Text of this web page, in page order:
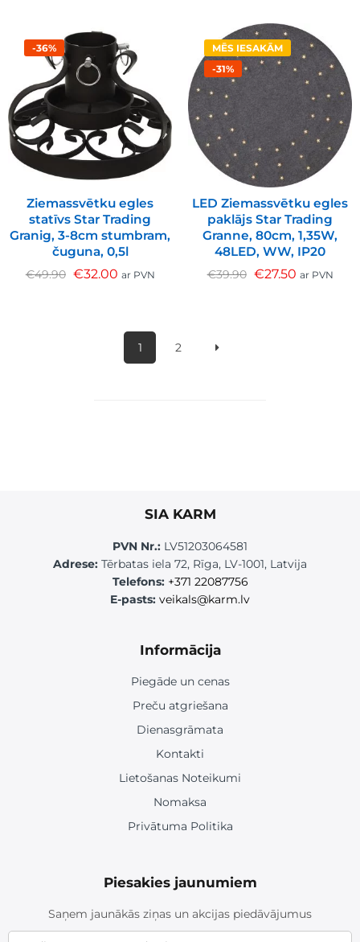
-36%
Ziemassvētku egles
statīvs Star Trading
Granig, 3-8cm stumbram,
čuguna, 0,5l
€49.90 €32.00 ar PVN
MĒS IESAKĀM
-31%
LED Ziemassvētku egles
paklājs Star Trading
Granne, 80cm, 1,35W,
48LED, WW, IP20
€39.90 €27.50 ar PVN
1 2
SIA KARM
PVN Nr.: LV51203064581
Adrese: Tērbatas iela 72, Rīga, LV-1001, Latvija
Telefons: +371 22087756
E-pasts: veikals@karm.lv
Informācija
Piegāde un cenas
Preču atgriešana
Dienasgrāmata
Kontakti
Lietošanas Noteikumi
Nomaksa
Privātuma Politika
Piesakies jaunumiem
Saņem jaunākās ziņas un akcijas piedāvājumus